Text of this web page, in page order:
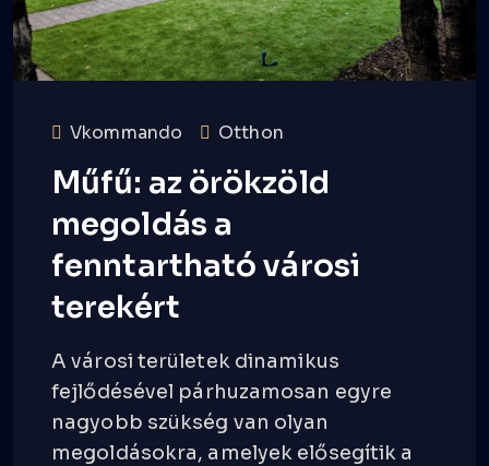
Vkommando Otthon
Műfű: az örökzöld
megoldás a
fenntartható városi
terekért
A városi területek dinamikus
fejlődésével párhuzamosan egyre
nagyobb szükség van olyan
megoldásokra, amelyek elősegítik a